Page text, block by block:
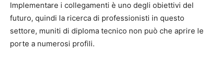
Implementare i collegamenti è uno degli obiettivi del
futuro, quindi la ricerca di professionisti in questo
settore, muniti di diploma tecnico non può che aprire le
porte a numerosi profili.